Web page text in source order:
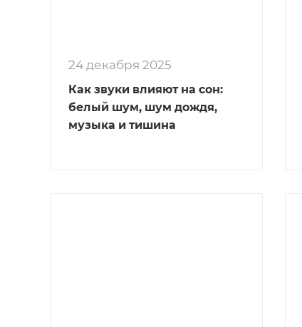
24 декабря 2025
Как звуки влияют на сон:
белый шум, шум дождя,
музыка и тишина